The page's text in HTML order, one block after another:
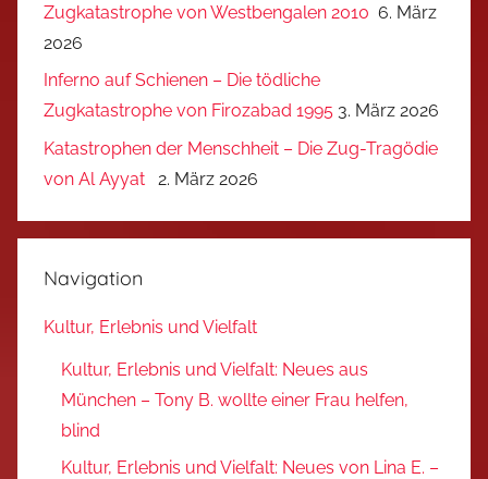
Zugkatastrophe von Westbengalen 2010 6. März
2026
Inferno auf Schienen – Die tödliche
Zugkatastrophe von Firozabad 1995 3. März 2026
Katastrophen der Menschheit – Die Zug-Tragödie
von Al Ayyat
2. März 2026
Navigation
Kultur, Erlebnis und Vielfalt
Kultur, Erlebnis und Vielfalt: Neues aus
München – Tony B. wollte einer Frau helfen,
blind
Kultur, Erlebnis und Vielfalt: Neues von Lina E. –